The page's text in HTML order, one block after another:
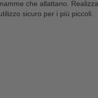
che allattano.
sicuro per i più piccoli.